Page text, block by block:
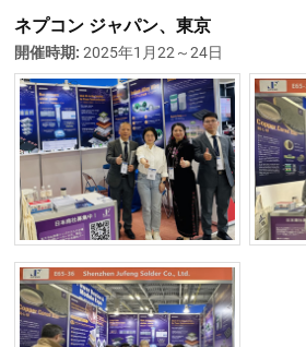
ネプコン ジャパン、東京
開催時期:2025年1月22～24日